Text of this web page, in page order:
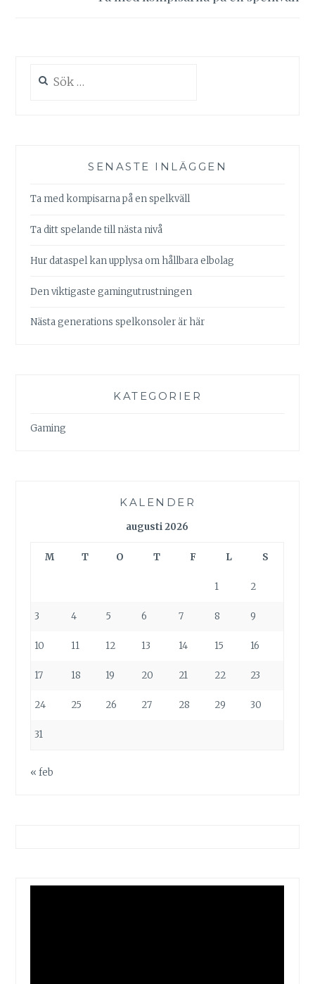
efter:
SENASTE INLÄGGEN
Ta med kompisarna på en spelkväll
Ta ditt spelande till nästa nivå
Hur dataspel kan upplysa om hållbara elbolag
Den viktigaste gamingutrustningen
Nästa generations spelkonsoler är här
KATEGORIER
Gaming
KALENDER
augusti 2026
M T O T F L S
1 2
3 4 5 6 7 8 9
10 11 12 13 14 15 16
17 18 19 20 21 22 23
24 25 26 27 28 29 30
31
« feb